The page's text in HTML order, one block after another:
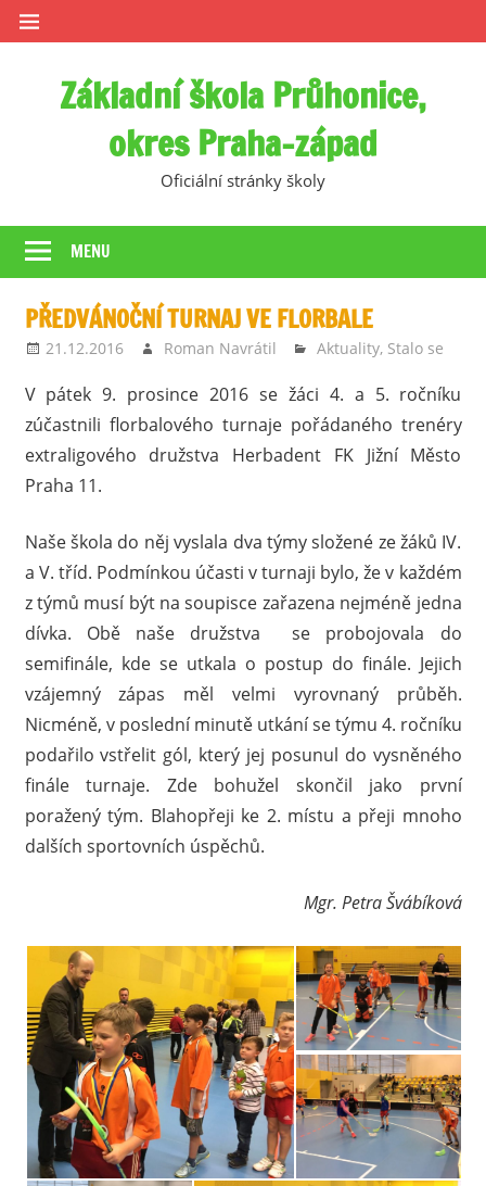
Skip
to
Základní škola Průhonice,
okres Praha-západ
Oficiální stránky školy
MENU
PŘEDVÁNOČNÍ TURNAJ VE FLORBALE
21.12.2016 Roman Navrátil Aktuality, Stalo se
V pátek 9. prosince 2016 se žáci 4. a 5. ročníku
zúčastnili florbalového turnaje pořádaného trenéry
extraligového družstva Herbadent FK Jižní Město
Praha 11.
Naše škola do něj vyslala dva týmy složené ze žáků IV.
a V. tříd. Podmínkou účasti v turnaji bylo, že v každém
z týmů musí být na soupisce zařazena nejméně jedna
dívka. Obě naše družstva se probojovala do
semifinále, kde se utkala o postup do finále. Jejich
vzájemný zápas měl velmi vyrovnaný průběh.
Nicméně, v poslední minutě utkání se týmu 4. ročníku
podařilo vstřelit gól, který jej posunul do vysněného
finále turnaje. Zde bohužel skončil jako první
poražený tým. Blahopřeji ke 2. místu a přeji mnoho
dalších sportovních úspěchů.
Mgr. Petra Švábíková